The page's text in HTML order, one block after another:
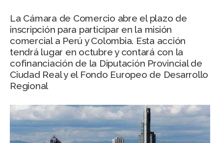
La Cámara de Comercio abre el plazo de
inscripción para participar en la misión
comercial a Perú y Colombia. Esta acción
tendrá lugar en octubre y contará con la
cofinanciación de la Diputación Provincial de
Ciudad Real y el Fondo Europeo de Desarrollo
Regional